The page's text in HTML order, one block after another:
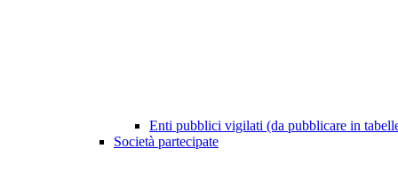
Enti pubblici vigilati (da pubblicare in
Società partecipate